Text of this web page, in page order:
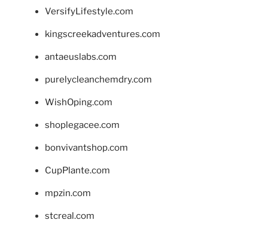
VersifyLifestyle.com
kingscreekadventures.com
antaeuslabs.com
purelycleanchemdry.com
WishOping.com
shoplegacee.com
bonvivantshop.com
CupPlante.com
mpzin.com
stcreal.com